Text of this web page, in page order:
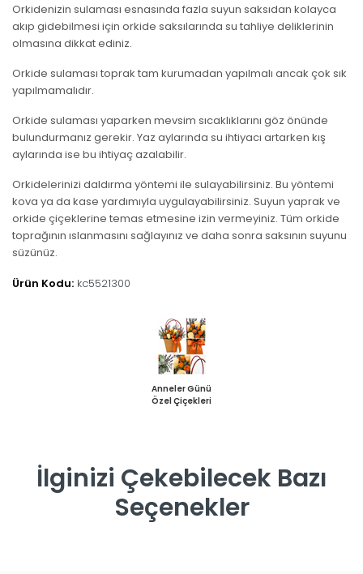
Orkidenizin sulaması esnasında fazla suyun saksıdan kolayca
akıp gidebilmesi için orkide saksılarında su tahliye deliklerinin
olmasına dikkat ediniz.
Orkide sulaması toprak tam kurumadan yapılmalı ancak çok sık
yapılmamalıdır.
Orkide sulaması yaparken mevsim sıcaklıklarını göz önünde
bulundurmanız gerekir. Yaz aylarında su ihtiyacı artarken kış
aylarında ise bu ihtiyaç azalabilir.
Orkidelerinizi daldırma yöntemi ile sulayabilirsiniz. Bu yöntemi
kova ya da kase yardımıyla uygulayabilirsiniz. Suyun yaprak ve
orkide çiçeklerine temas etmesine izin vermeyiniz. Tüm orkide
toprağının ıslanmasını sağlayınız ve daha sonra saksının suyunu
süzünüz.
Ürün Kodu: kc5521300
Anneler Günü
Özel Çiçekleri
İlginizi Çekebilecek Bazı
Seçenekler